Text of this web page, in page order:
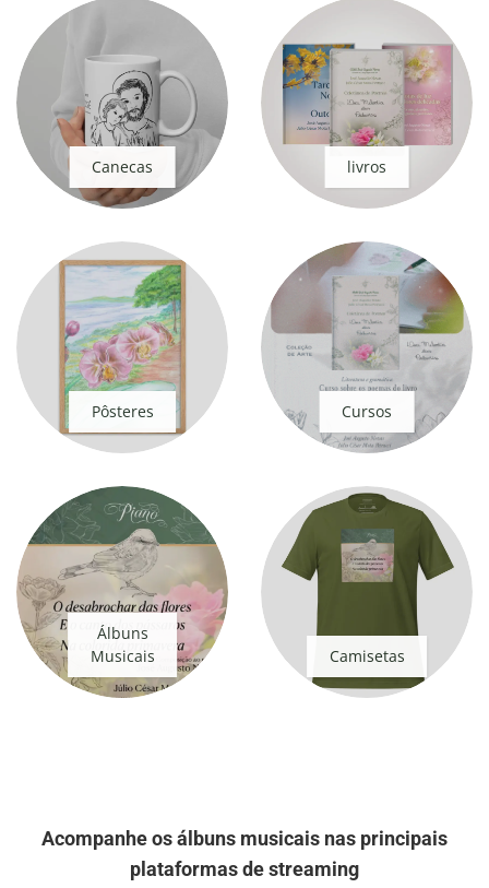
Canecas livros
Pôsteres Cursos
Álbuns
Musicais
Camisetas
Acompanhe os álbuns musicais nas principais
plataformas de streaming